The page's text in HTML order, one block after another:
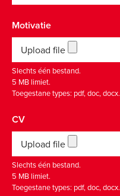
Motivatie
Upload file
Slechts één bestand.
5 MB limiet.
Toegestane types: pdf, doc, docx.
CV
Upload file
Slechts één bestand.
5 MB limiet.
Toegestane types: pdf, doc, docx.